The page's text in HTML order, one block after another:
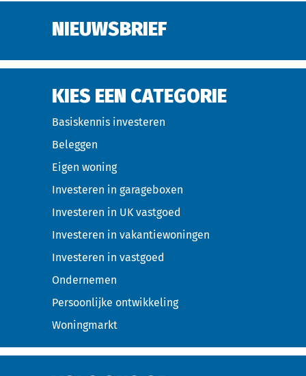
NIEUWSBRIEF
KIES EEN CATEGORIE
Basiskennis investeren
Beleggen
Eigen woning
Investeren in garageboxen
Investeren in UK vastgoed
Investeren in vakantiewoningen
Investeren in vastgoed
Ondernemen
Persoonlijke ontwikkeling
Woningmarkt